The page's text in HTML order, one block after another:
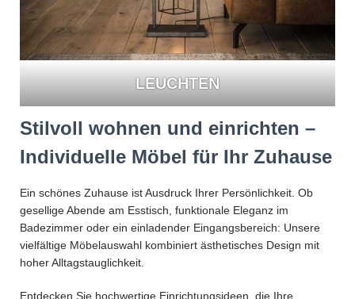
LEUCHTEN
Stilvoll wohnen und einrichten –
Individuelle Möbel für Ihr Zuhause
Ein schönes Zuhause ist Ausdruck Ihrer Persönlichkeit. Ob
gesellige Abende am Esstisch, funktionale Eleganz im
Badezimmer oder ein einladender Eingangsbereich: Unsere
vielfältige Möbelauswahl kombiniert ästhetisches Design mit
hoher Alltagstauglichkeit.
Entdecken Sie hochwertige Einrichtungsideen, die Ihre